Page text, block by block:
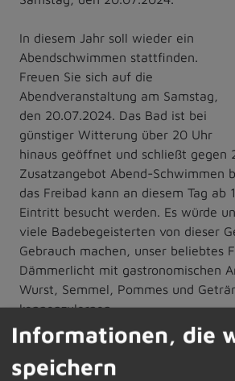
In diesem Jahr soll wieder ein
Abendschwimmen stattfinden.
Freuen Sie sich auf die
Abendveranstaltung am Samstag,
den 20.07.2024. Das Bad ist bei
günstiger Witterung über 20 Uhr
hinaus geöffnet und schließt gegen
Zusatzangebot Abend-Schwimmen
das Freibad kann an diesem Tag ab
Eintritt besucht werden. Es würde
viele Badebegeisterten von dieser
Gebrauch machen, unser beliebtes
Dämmerlicht mit gastronomischen
Wurst, Semmel, Pommes und
kennenzulernen.
Wir wünschen schon jetzt viele
Eindrücke sowie einen angenehmen
engagiertes Team möchte wieder
Informationen, die
speichern